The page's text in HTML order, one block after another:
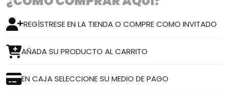
REGÍSTRESE EN LA TIENDA O COMPRE COMO INVITADO
AÑADA SU PRODUCTO AL CARRITO
EN CAJA SELECCIONE SU MEDIO DE PAGO